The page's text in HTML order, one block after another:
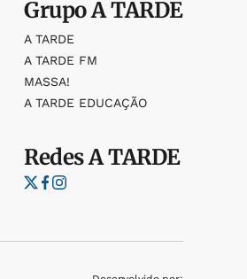
GrupoA TARDE
A TARDE
A TARDE FM
MASSA!
A TARDE EDUCAÇÃO
RedesA TARDE